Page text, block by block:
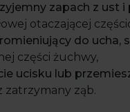
zapach z ust
otaczającej
do ucha,
części żuchwy,
ucisku lub
zatrzymany ząb.